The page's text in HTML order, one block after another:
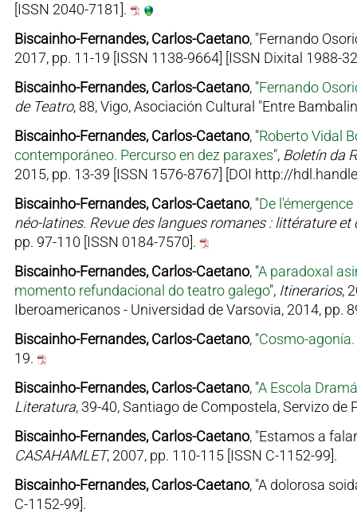
[ISSN 2040-7181].
Biscainho-Fernandes, Carlos-Caetano, "Fernando
2017, pp. 11-19 [ISSN 1138-9664] [ISSN Dixital
Biscainho-Fernandes, Carlos-Caetano, "Fernando
de Teatro, 88, Vigo, Asociación Cultural "Entre
Biscainho-Fernandes, Carlos-Caetano, "Roberto Vidal
contemporáneo. Percurso en dez paraxes", Boletín da
2015, pp. 13-39 [ISSN 1576-8767] [DOI http://
Biscainho-Fernandes, Carlos-Caetano, "De
néo-latines. Revue des langues romanes : littérature et
pp. 97-110 [ISSN 0184-7570].
Biscainho-Fernandes, Carlos-Caetano, "A paradoxal
momento refundacional do teatro galego", Itinerarios,
Iberoamericanos - Universidad de Varsovia, 2014, pp.
Biscainho-Fernandes, Carlos-Caetano, "Cosmo-
19.
Biscainho-Fernandes, Carlos-Caetano, "A Escola
Literatura, 39-40, Santiago de Compostela, Servizo de
Biscainho-Fernandes, Carlos-Caetano, "Estamos a
CASAHAMLET, 2007, pp. 110-115 [ISSN C-1152-99].
Biscainho-Fernandes, Carlos-Caetano, "A dolorosa
C-1152-99].